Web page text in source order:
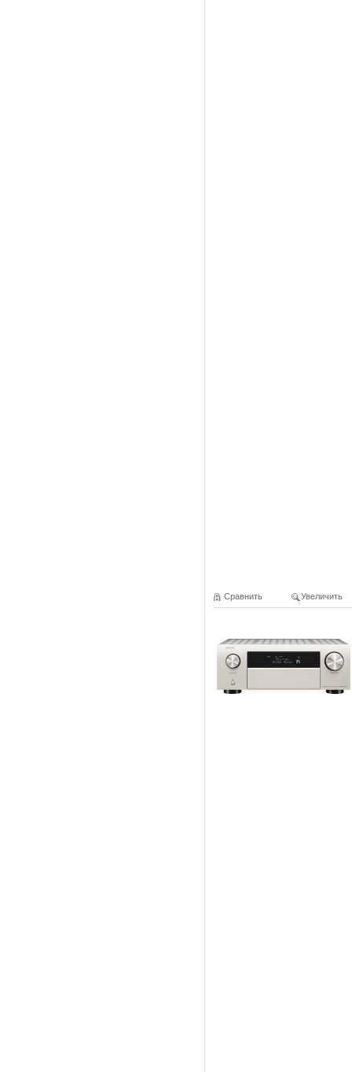
Сравнить Увеличить